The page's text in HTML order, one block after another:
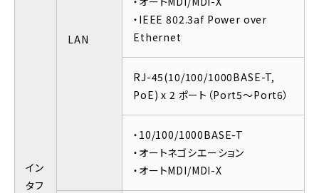
イン
タフ
LAN
・IEEE 802.3af Power over
Ethernet
RJ-45(10/100/1000BASE-T,
PoE) x 2 ポート（Port5～Port6）
・10/100/1000BASE-T
・オートネゴシエーション
・オートMDI/MDI-X